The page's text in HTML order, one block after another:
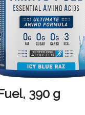
390 g